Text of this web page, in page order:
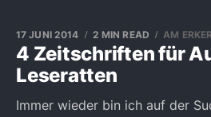
4 Zeitschriften für
Leseratten
17 JUNI 2014 2 MIN READ AM ERKER
Immer wieder bin ich auf der